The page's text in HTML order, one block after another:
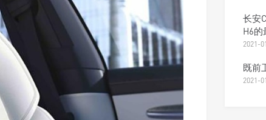
长安
H6的
2021-
既前
2021-